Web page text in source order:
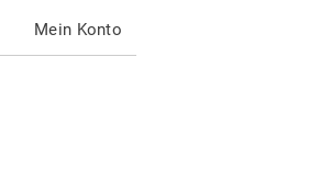
Mein Konto